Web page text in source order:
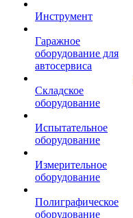
Инструмент
Гаражное
оборудование для
автосервиса
Складское
оборудование
Испытательное
оборудование
Измерительное
оборудование
Полиграфическое
оборудование